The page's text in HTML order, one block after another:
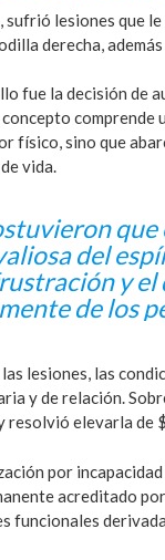
sufrió lesiones que
derecha,
fue la decisión de
físico, sino que
vida.
del
y
de los
lesiones, las
y de relación.
resolvió elevarla de
por
acreditado